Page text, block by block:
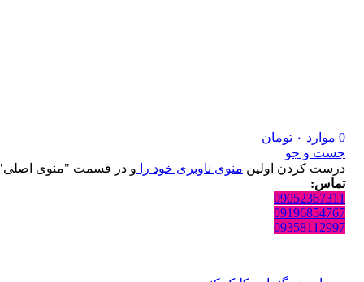
0 موارد ۰ تومان
جست و جو
درست کردن اولین منوی ناوبری خود را و در قسمت "منوی اصلی"
تماس:
09052367311
09196854767
09358112997